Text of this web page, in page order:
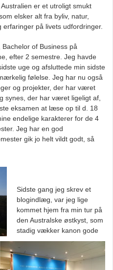
er et utroligt smukt
elsker alt fra byliv, natur,
på livets udfordringer.
of Business på
efter 2 semestre. Jeg havde
uge og afsluttede min sidste
følelse. Jeg har nu også
og projekter, der har været
synes, der har været ligeligt af,
eksamen at læse op til d. 18
endelige karakterer for de 4
Jeg har en god
gik jo helt vildt godt, så
Sidste gang jeg skrev et
blogindlæg, var jeg lige
kommet hjem fra min tur på
den Australske østkyst, som
stadig vækker kanon gode